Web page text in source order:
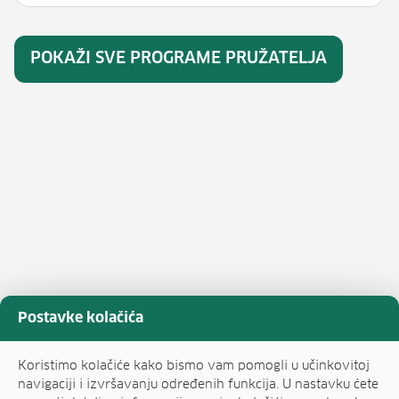
Postavke kolačića
Koristimo kolačiće kako bismo vam pomogli u učinkovitoj
navigaciji i izvršavanju određenih funkcija. U nastavku ćete
POKAŽI SVE PROGRAME PRUŽATELJA